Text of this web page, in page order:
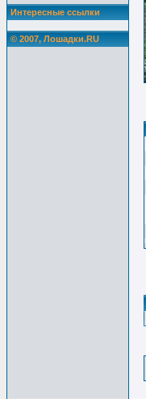
Интересные ссылки
© 2007, Лошадки.RU